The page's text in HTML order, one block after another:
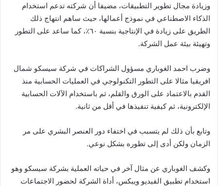
وزيادة مجال تطوير التطبيقات، مضيفا أن شركته تدعم استخدام
الذكاء الاصطناعي في نموذج أعمالها، حيث ساهم انتهاج ذلك
الطريق على زيادة في الإنتاجية بنسبة ٦٠٪، كما ساعد على التطور
وتهيئة بيئة عمل الشركة.
وضرب احمد الغوباري مسؤول الشراكات في شركة سيسكو شمال
افريقيا مثالا على التطور التكنولوجي في العمليات الحسابية منذ
القدم بالاعتماد على الورق والقلم، ثم باستخدام الآلات الحسابية
الإلكترونية، ثم كيفية تنفيذها في أقل من ثانية.
وتابع بأن ذلك لم يتسبب في اختفاء دور العنصر البشري على مر
الزمان ولكن أدى إلى تطوره بشكل نوعي.
وكشف الغوباري عن مثال آخر في حياته العملية بشركة سيسكو وهو
استخدام تطبيق الفيديو ويبكس، أداة الشركة لحضور الاجتماعات